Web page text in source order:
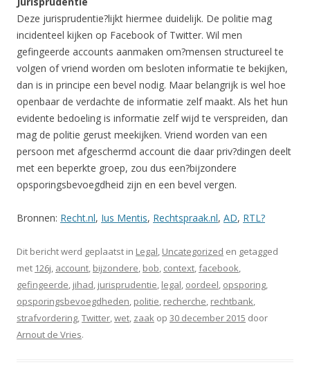
Deze jurisprudentie?lijkt hiermee duidelijk. De politie mag
incidenteel kijken op Facebook of Twitter. Wil men
gefingeerde accounts aanmaken om?mensen structureel te
volgen of vriend worden om besloten informatie te bekijken,
dan is in principe een bevel nodig. Maar belangrijk is wel hoe
openbaar de verdachte de informatie zelf maakt. Als het hun
evidente bedoeling is informatie zelf wijd te verspreiden, dan
mag de politie gerust meekijken. Vriend worden van een
persoon met afgeschermd account die daar priv?dingen deelt
met een beperkte groep, zou dus een?bijzondere
opsporingsbevoegdheid zijn en een bevel vergen.
Bronnen: Recht.nl, Ius Mentis, Rechtspraak.nl, AD, RTL?
Dit bericht werd geplaatst in Legal, Uncategorized en getagged
met 126j, account, bijzondere, bob, context,facebook,
gefingeerde, jihad, jurisprudentie, legal, oordeel, opsporing,
opsporingsbevoegdheden, politie, recherche, rechtbank,
strafvordering,Twitter,wet, zaak op 30 december 2015 door
Arnout de Vries.